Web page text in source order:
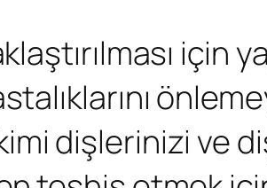
için
dişlerinizi ve